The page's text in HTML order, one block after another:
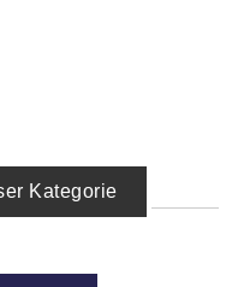
Kategorie